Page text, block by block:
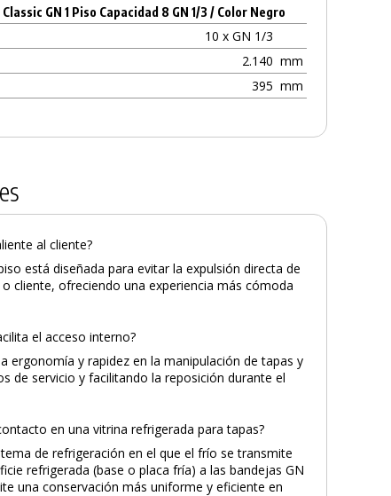
GN 1 Piso Capacidad 8 GN 1/3 / Color Negro
10 x GN 1/3
2.140 mm
395 mm
al cliente?
está diseñada para evitar la expulsión directa de
cliente, ofreciendo una experiencia más cómoda
el acceso interno?
ergonomía y rapidez en la manipulación de tapas y
de servicio y facilitando la reposición durante el
en una vitrina refrigerada para tapas?
de refrigeración en el que el frío se transmite
refrigerada (base o placa fría) a las bandejas GN
una conservación más uniforme y eficiente en